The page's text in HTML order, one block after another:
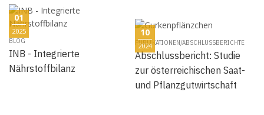
01
2025
BLOG
INB - Integrierte
Nährstoffbilanz
10
2024
PUBLIKATIONEN/ABSCHLUSSBERICHTE
Abschlussbericht: Studie
zur österreichischen Saat-
und Pflanzgutwirtschaft